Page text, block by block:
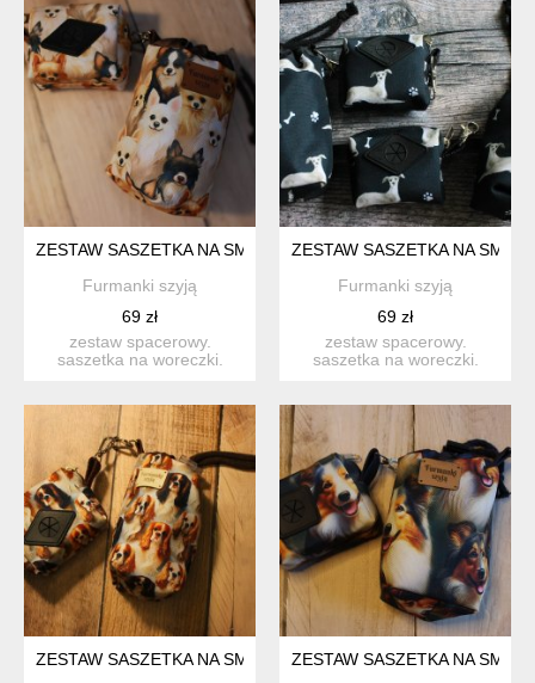
ZESTAW SASZETKA NA SMACZKI I WORECZKI # CHIHUAUA
Furmanki szyją
69 zł
zestaw spacerowy.
saszetka na woreczki.
ZESTAW SASZETKA NA
Furmanki szyją
69 zł
zestaw spacerowy.
saszetka na woreczki.
ZESTAW SASZETKA NA SMACZKI I WORECZKI # CAVALIER
ZESTAW SASZETKA NA